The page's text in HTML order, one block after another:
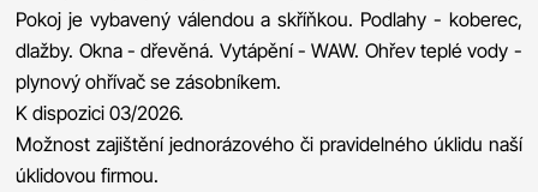
Pokoj je vybavený válendou a skříňkou. Podlahy - koberec,
dlažby. Okna - dřevěná. Vytápění - WAW. Ohřev teplé vody -
plynový ohřívač se zásobníkem.
K dispozici 03/2026.
Možnost zajištění jednorázového či pravidelného úklidu naší
úklidovou firmou.